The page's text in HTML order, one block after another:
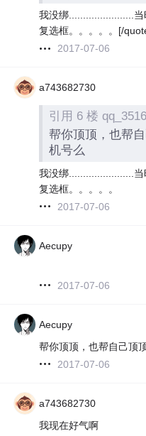
我没绑.......................
复选框。。。。。[/
2017-07-06
a743682730
引用 6 楼
帮你顶顶，也帮
机号么
我没绑.......................
复选框。。。。。
2017-07-06
Aecupy
2017-07-06
Aecupy
帮你顶顶，也帮自己顶
2017-07-06
a743682730
我现在好气啊